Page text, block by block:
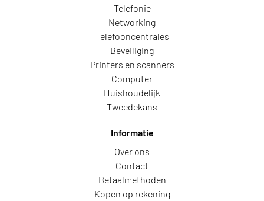
Telefonie
Networking
Telefooncentrales
Beveiliging
Printers en scanners
Computer
Huishoudelijk
Tweedekans
Informatie
Over ons
Contact
Betaalmethoden
Kopen op rekening